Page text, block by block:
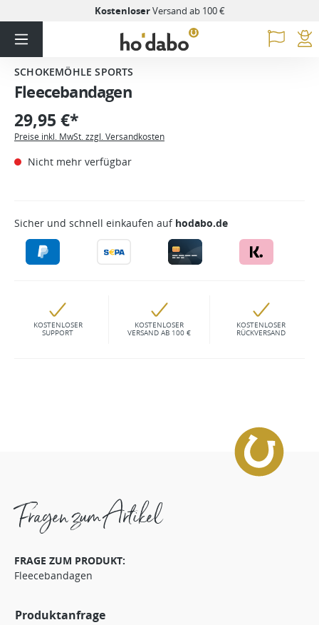
KostenloserVersand ab 100 €
SCHOKEMÖHLE SPORTS
Fleecebandagen
29,95 €*
Preise inkl. MwSt. zzgl. Versandkosten
Nicht mehr verfügbar
Sicher und schnell einkaufen auf hodabo.de
KOSTENLOSER
SUPPORT
KOSTENLOSER
VERSAND AB 100 €
KOSTENLOSER
RÜCKVERSAND
Fragen zum Artikel
FRAGE ZUM PRODUKT:
Fleecebandagen
Produktanfrage